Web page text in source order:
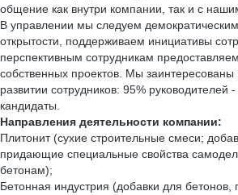
общение как внутри компании, так и с
В управлении мы следуем
открытости, поддерживаем инициативы
перспективным сотрудникам
собственных проектов. Мы заинтересованы
развитии сотрудников: 95% руководителей
кандидаты.
Направления деятельности компании:
Плитонит (сухие строительные смеси;
придающие специальные свойства
бетонам);
Бетонная индустрия (добавки для бетонов,